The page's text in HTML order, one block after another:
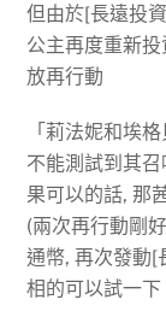
但由於[長遠投
公主再度重新
放再行動
「莉法妮和埃
不能測試到其
果可以的話, 那
(兩次再行動剛
通幣, 再次發動[
相的可以試一下